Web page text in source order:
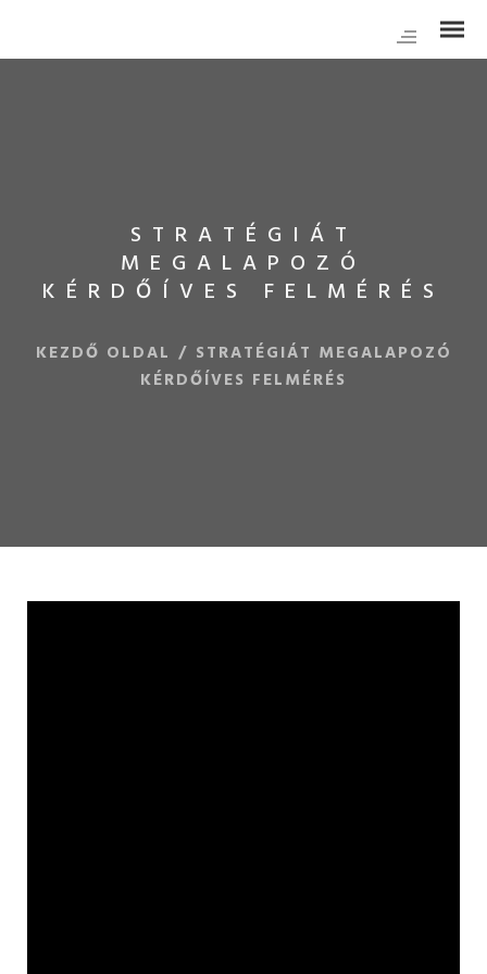
STRATÉGIÁT
MEGALAPOZÓ
KÉRDŐÍVES FELMÉRÉS
KEZDŐ OLDAL / STRATÉGIÁT MEGALAPOZÓ
KÉRDŐÍVES FELMÉRÉS